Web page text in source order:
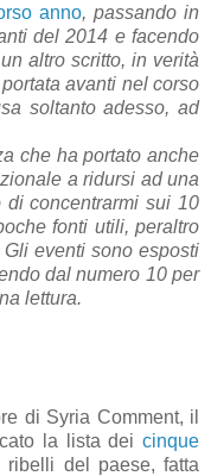
anno, passando in
del 2014 e facendo
altro scritto, in verità
avanti nel corso
soltanto adesso, ad
che ha portato anche
a ridursi ad una
concentrarmi sui 10
fonti utili, peraltro
eventi sono esposti
dal numero 10 per
lettura.
di Syria Comment, il
la lista dei cinque
ribelli del paese, fatta